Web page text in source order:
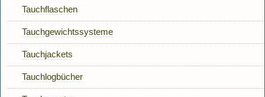
Tauchflaschen
Tauchgewichtssysteme
Tauchjackets
Tauchlogbücher